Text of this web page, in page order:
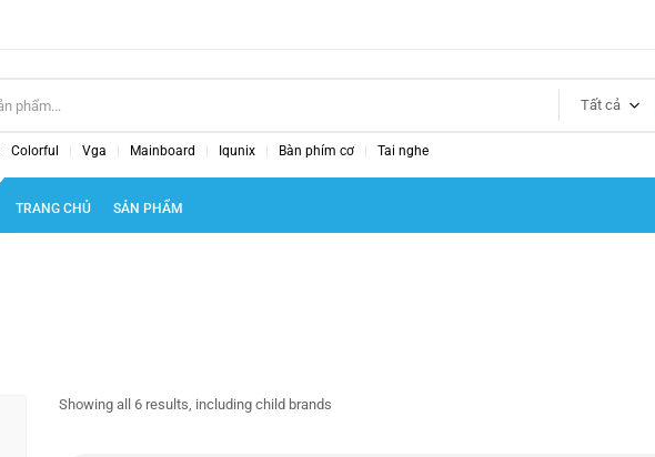
Tất cả
Colorful Vga Mainboard Iqunix Bàn phím cơ Tai nghe
TRANG CHỦ SẢN PHẨM
Showing all 6 results, including child brands